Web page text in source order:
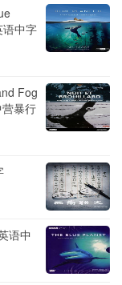
中字
Fog
暴行
语中